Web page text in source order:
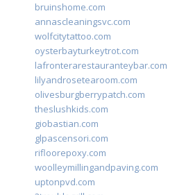
bruinshome.com
annascleaningsvc.com
wolfcitytattoo.com
oysterbayturkeytrot.com
lafronterarestauranteybar.com
lilyandrosetearoom.com
olivesburgberrypatch.com
theslushkids.com
giobastian.com
glpascensori.com
rifloorepoxy.com
woolleymillingandpaving.com
uptonpvd.com